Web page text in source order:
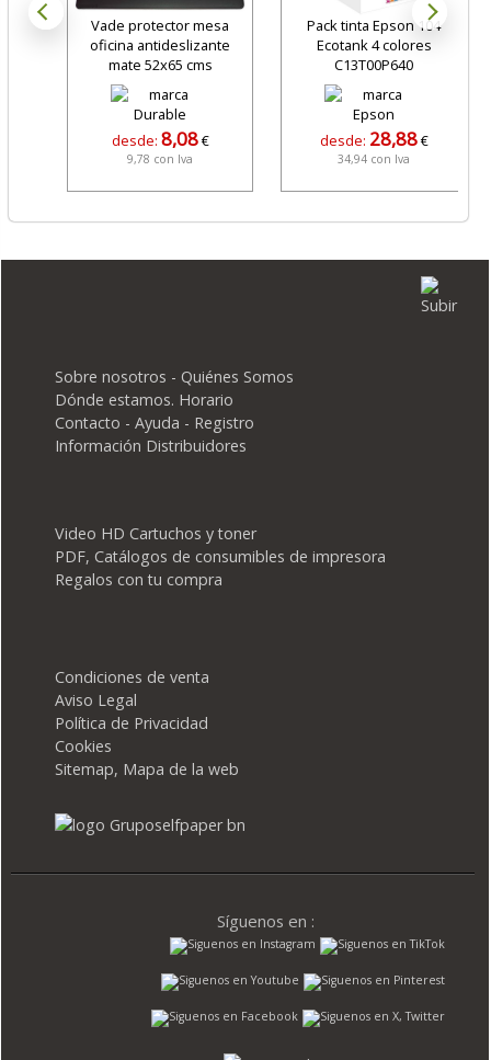
Vade protector mesa
oficina antideslizante
mate 52x65 cms
desde: 8,08€
9,78 con Iva
Pack tinta Epson 104
Ecotank 4 colores
C13T00P640
desde: 28,88€
34,94 con Iva
Sobre nosotros - Quiénes Somos
Dónde estamos. Horario
Contacto - Ayuda - Registro
Información Distribuidores
Video HD Cartuchos y toner
PDF, Catálogos de consumibles de impresora
Regalos con tu compra
Condiciones de venta
Aviso Legal
Política de Privacidad
Cookies
Sitemap, Mapa de la web
Síguenos en :